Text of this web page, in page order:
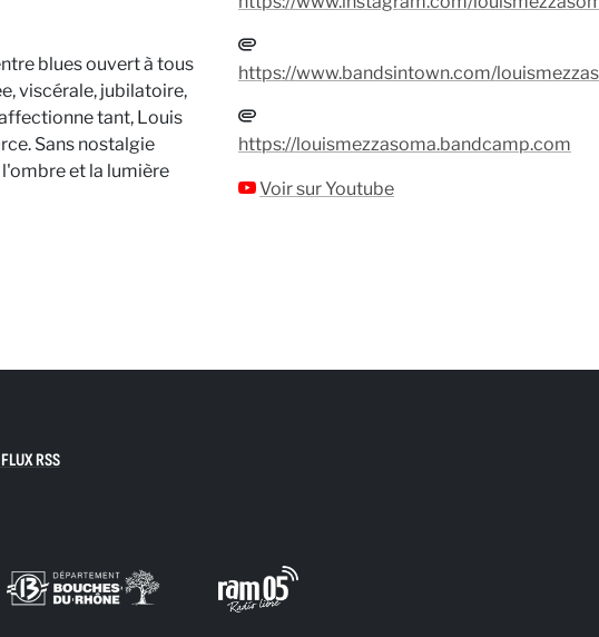
blues ouvert à tous
viscérale, jubilatoire,
tant, Louis
Sans nostalgie
et la lumière
https://www.bandsintown.com/
https://louismezzasoma.bandcamp.com
Voir sur Youtube
FLUX RSS